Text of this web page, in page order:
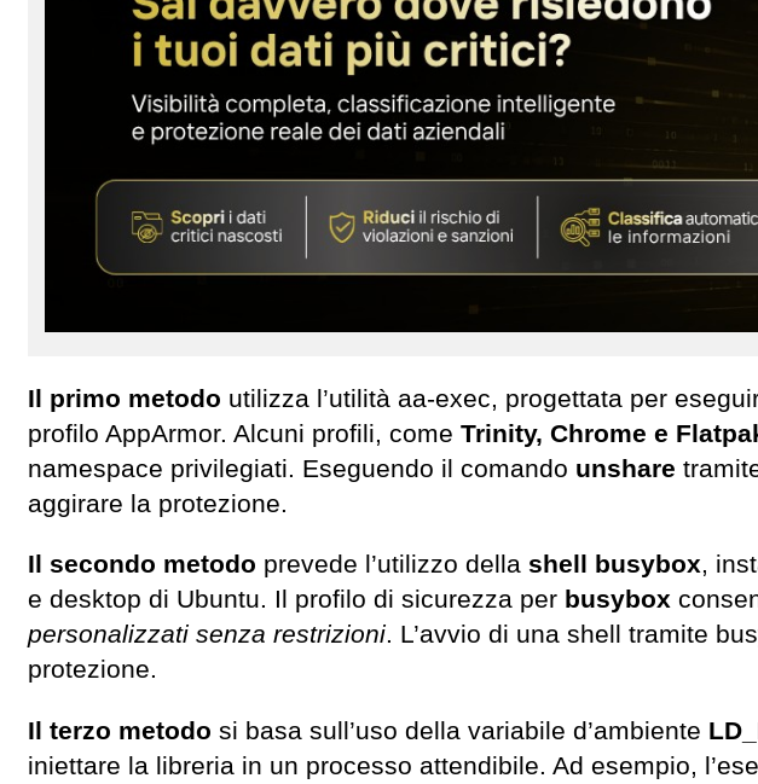
Il primo metodo utilizza l’utilità aa-exec, progettata per
profilo AppArmor. Alcuni profili, come Trinity, Chrome e
namespace privilegiati. Eseguendo il comando unshare
aggirare la protezione.
Il secondo metodo prevede l’utilizzo della shell busybox,
e desktop di Ubuntu. Il profilo di sicurezza per busybox
personalizzati senza restrizioni. L’avvio di una shell tramite
protezione.
Il terzo metodo si basa sull’uso della variabile d’ambiente
iniettare la libreria in un processo attendibile. Ad esempio,